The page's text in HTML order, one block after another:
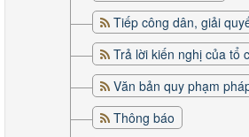
Tiếp công dân, giải
Trả lời kiến nghị của tổ
Văn bản quy phạm
Thông báo